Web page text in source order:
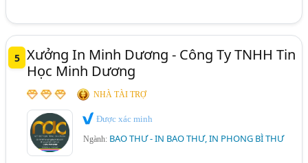
5 Xưởng In Minh Dương - Công Ty TNHH Tin
Học Minh Dương
NHÀ TÀI TRỢ
Được xác minh
Ngành: BAO THƯ - IN BAO THƯ, IN PHONG BÌ THƯ